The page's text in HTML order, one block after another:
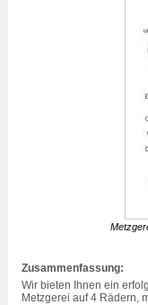
Zusammenfassung:
Wir bieten Ihnen ein
Metzgerei auf 4 Rädern,